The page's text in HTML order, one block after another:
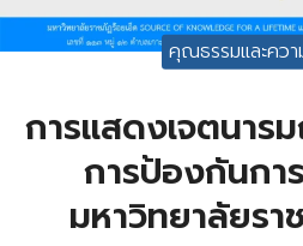
คุณธรรมและควา
การแสดงเจตนาร
การป้องกันกา
มหาวิทยาลัยรา